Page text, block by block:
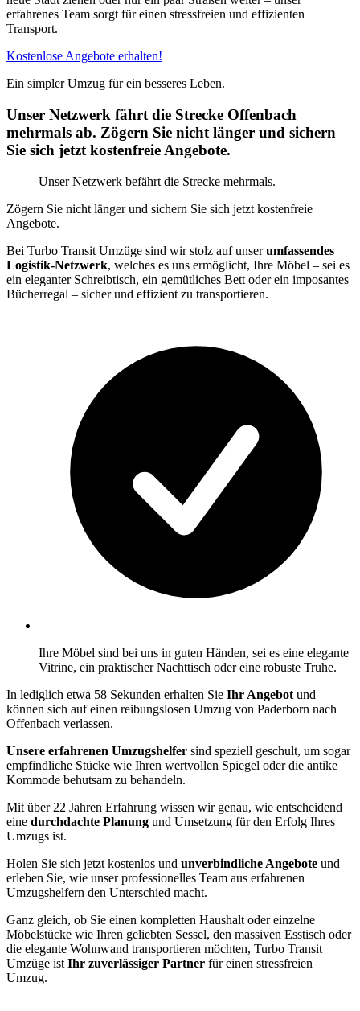
erfahrenes Team sorgt für einen stressfreien und effizienten
Transport.
Kostenlose Angebote erhalten!
Ein simpler Umzug für ein besseres Leben.
Unser Netzwerk fährt die Strecke Offenbach
mehrmals ab. Zögern Sie nicht länger und sichern
Sie sich jetzt kostenfreie Angebote.
Unser Netzwerk befährt die Strecke mehrmals.
Zögern Sie nicht länger und sichern Sie sich jetzt kostenfreie
Angebote.
Bei Turbo Transit Umzüge sind wir stolz auf unserumfassendes
Logistik-Netzwerk, welches es uns ermöglicht, Ihre Möbel – sei es
ein eleganter Schreibtisch, ein gemütliches Bett oder ein imposantes
Bücherregal – sicher und effizient zu transportieren.
Ihre Möbel sind bei uns in guten Händen, sei es eine elegante
Vitrine, ein praktischer Nachttisch oder eine robuste Truhe.
In lediglich etwa 58 Sekunden erhalten Sie Ihr Angebot und
können sich auf einen reibungslosen Umzug von Paderborn nach
Offenbach verlassen.
Unsere erfahrenen Umzugshelfer sind speziell geschult, um sogar
empfindliche Stücke wie Ihren wertvollen Spiegel oder die antike
Kommode behutsam zu behandeln.
Mit über 22 Jahren Erfahrung wissen wir genau, wie entscheidend
eine durchdachte Planung und Umsetzung für den Erfolg Ihres
Umzugs ist.
Holen Sie sich jetzt kostenlos und unverbindliche Angebote und
erleben Sie, wie unser professionelles Team aus erfahrenen
Umzugshelfern den Unterschied macht.
Ganz gleich, ob Sie einen kompletten Haushalt oder einzelne
Möbelstücke wie Ihren geliebten Sessel, den massiven Esstisch oder
die elegante Wohnwand transportieren möchten, Turbo Transit
Umzüge ist Ihr zuverlässiger Partner für einen stressfreien
Umzug.